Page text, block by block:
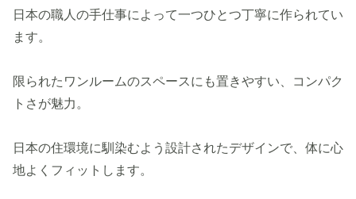
日本の職人の手仕事によって一つひとつ丁寧に作られてい
ます。
限られたワンルームのスペースにも置きやすい、コンパク
トさが魅力。
日本の住環境に馴染むよう設計されたデザインで、体に心
地よくフィットします。